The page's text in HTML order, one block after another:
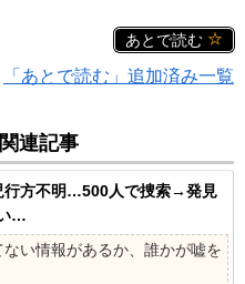
あとで読む
「あとで読む」追加済み一覧
連記事
行方不明…500人で捜索→発見
…
い情報があるか、誰かが嘘を